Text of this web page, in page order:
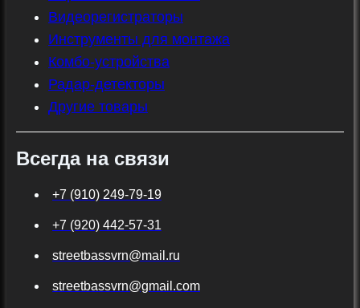
Видеорегистраторы
Инструменты для монтажа
Комбо-устройства
Радар-детекторы
Другие товары
Всегда на связи
+7 (910) 249-79-19
+7 (920) 442-57-31
streetbassvrn@mail.ru
streetbassvrn@gmail.com